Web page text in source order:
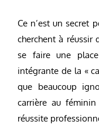
Ce n’est un secret
cherchent à réussir
se faire une
intégrante de la «
que beaucoup
carrière au
réussite